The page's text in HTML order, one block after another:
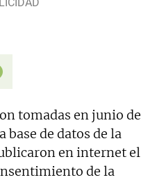
tomadas en junio de
base de datos de la
en internet el
de la